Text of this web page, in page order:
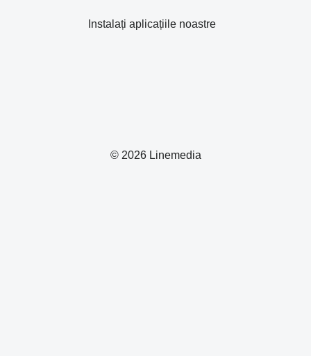
© 2026 Linemedia
Instalați aplicațiile noastre